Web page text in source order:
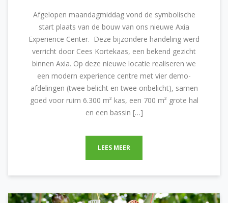
Afgelopen maandagmiddag vond de symbolische
start plaats van de bouw van ons nieuwe Axia
Experience Center. Deze bijzondere handeling werd
verricht door Cees Kortekaas, een bekend gezicht
binnen Axia. Op deze nieuwe locatie realiseren we
een modern experience centre met vier demo-
afdelingen (twee belicht en twee onbelicht), samen
goed voor ruim 6.300 m² kas, een 700 m² grote hal
en een bassin […]
LEES MEER